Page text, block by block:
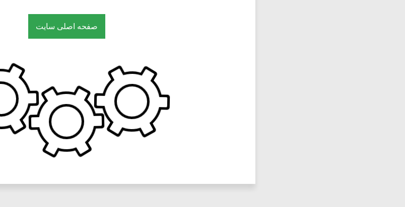
صفحه اصلی سایت